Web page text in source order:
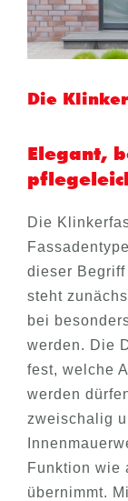
Die
Elegant,
Die
dieser Begriff
steht
bei
werden. Die
fest, welche
werden
zweischalig
Funktion wie
übernimmt.